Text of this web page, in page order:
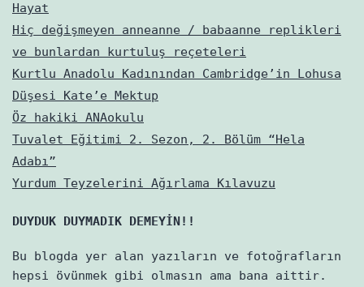
Hayat
Hiç değişmeyen anneanne / babaanne replikleri
ve bunlardan kurtuluş reçeteleri
Kurtlu Anadolu Kadınından Cambridge’in Lohusa
Düşesi Kate’e Mektup
Öz hakiki ANAokulu
Tuvalet Eğitimi 2. Sezon, 2. Bölüm “Hela
Adabı”
Yurdum Teyzelerini Ağırlama Kılavuzu
DUYDUK DUYMADIK DEMEYİN!!
Bu blogda yer alan yazıların ve fotoğrafların
hepsi övünmek gibi olmasın ama bana aittir.